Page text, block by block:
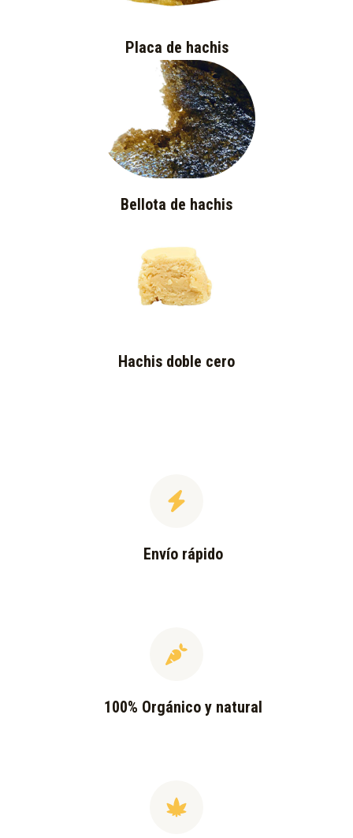
Placa de hachis
Bellota de hachis
Hachis doble cero
Envío rápido
100% Orgánico y natural